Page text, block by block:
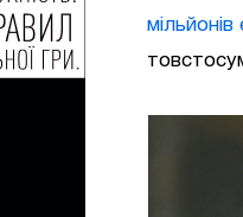
мільйонів